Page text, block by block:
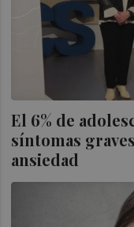
El 6% de
síntomas
ansiedad